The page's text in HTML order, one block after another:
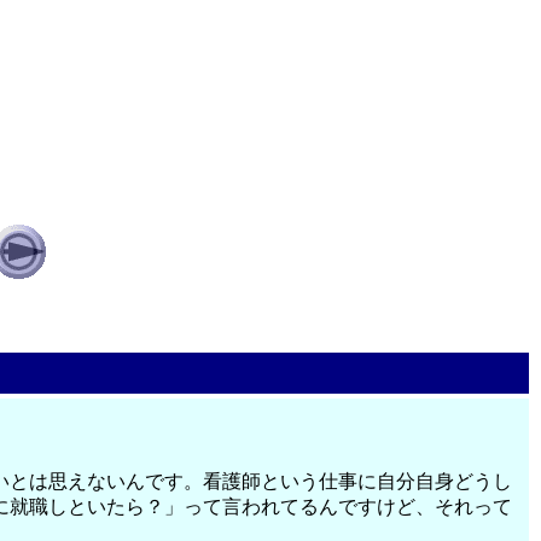
は思えないんです。看護師という仕事に自分自身どうし
職しといたら？」って言われてるんですけど、それって